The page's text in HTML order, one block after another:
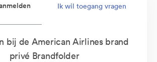
Ik wil toegang vragen
bij de American Airlines brand
privé Brandfolder